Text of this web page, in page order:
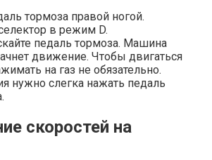
тормоза правой ногой.
в режим D.
педаль тормоза. Машина
движение. Чтобы двигаться
на газ не обязательно.
нужно слегка нажать педаль
скоростей на